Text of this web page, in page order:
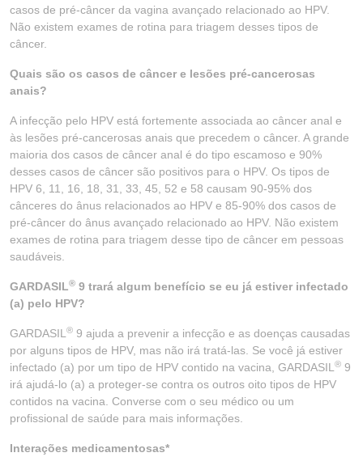
casos de pré-câncer da vagina avançado relacionado ao HPV.
Não existem exames de rotina para triagem desses tipos de
câncer.
Quais são os casos de câncer e lesões pré-cancerosas
anais?
A infecção pelo HPV está fortemente associada ao câncer anal e
às lesões pré-cancerosas anais que precedem o câncer. A grande
maioria dos casos de câncer anal é do tipo escamoso e 90%
desses casos de câncer são positivos para o HPV. Os tipos de
HPV 6, 11, 16, 18, 31, 33, 45, 52 e 58 causam 90-95% dos
cânceres do ânus relacionados ao HPV e 85-90% dos casos de
pré-câncer do ânus avançado relacionado ao HPV. Não existem
exames de rotina para triagem desse tipo de câncer em pessoas
saudáveis.
GARDASIL® 9 trará algum benefício se eu já estiver infectado
(a) pelo HPV?
GARDASIL ® 9 ajuda a prevenir a infecção e as doenças causadas
por alguns tipos de HPV, mas não irá tratá-las. Se você já estiver
infectado (a) por um tipo de HPV contido na vacina, GARDASIL ® 9
irá ajudá-lo (a) a proteger-se contra os outros oito tipos de HPV
contidos na vacina. Converse com o seu médico ou um
profissional de saúde para mais informações.
Interações medicamentosas*